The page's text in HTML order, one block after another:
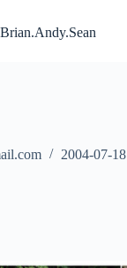
2004-07-18